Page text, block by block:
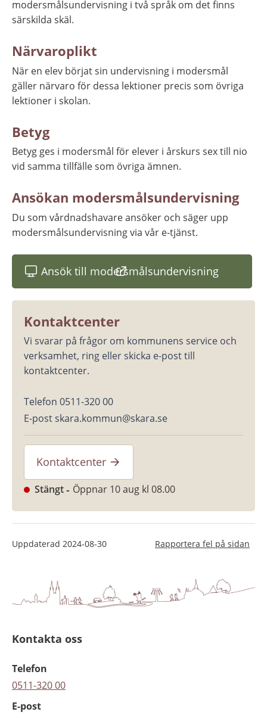
modersmålsundervisning i två språk om det finns
särskilda skäl.
Närvaroplikt
När en elev börjat sin undervisning i modersmål
gäller närvaro för dessa lektioner precis som övriga
lektioner i skolan.
Betyg
Betyg ges i modersmål för elever i årskurs sex till nio
vid samma tillfälle som övriga ämnen.
Ansökan modersmålsundervisning
Du som vårdnadshavare ansöker och säger upp
modersmålsundervisning via vår e-tjänst.
Ansök till modersmålsundervisning
(länk till annan webbplats)
Kontaktcenter
Vi svarar på frågor om kommunens service och
verksamhet, ring eller skicka e-post till
kontaktcenter.
Telefon 0511-320 00
E-post skara.kommun@skara.se
Kontaktcenter
Stängt Öppnar 10 aug kl 08.00
Uppdaterad 2024-08-30 Rapportera fel på sidan
Kontakta oss
Telefon
0511-320 00
E-post